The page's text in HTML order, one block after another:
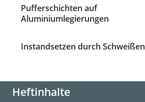
Pufferschichten auf
Aluminiumlegierungen
Instandsetzen durch Schweißen
Heftinhalte